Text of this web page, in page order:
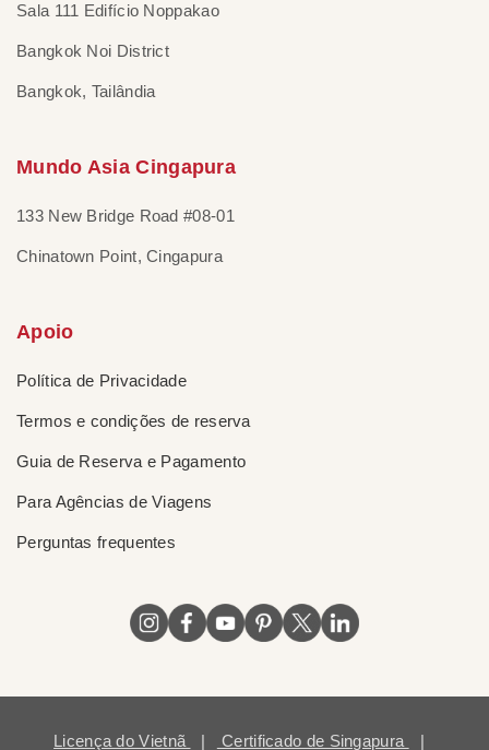
Sala 111 Edifício Noppakao
Bangkok Noi District
Bangkok, Tailândia
Mundo Asia Cingapura
133 New Bridge Road #08-01
Chinatown Point, Cingapura
Apoio
Política de Privacidade
Termos e condições de reserva
Guia de Reserva e Pagamento
Para Agências de Viagens
Perguntas frequentes
Licença do Vietnã | Certificado de Singapura |